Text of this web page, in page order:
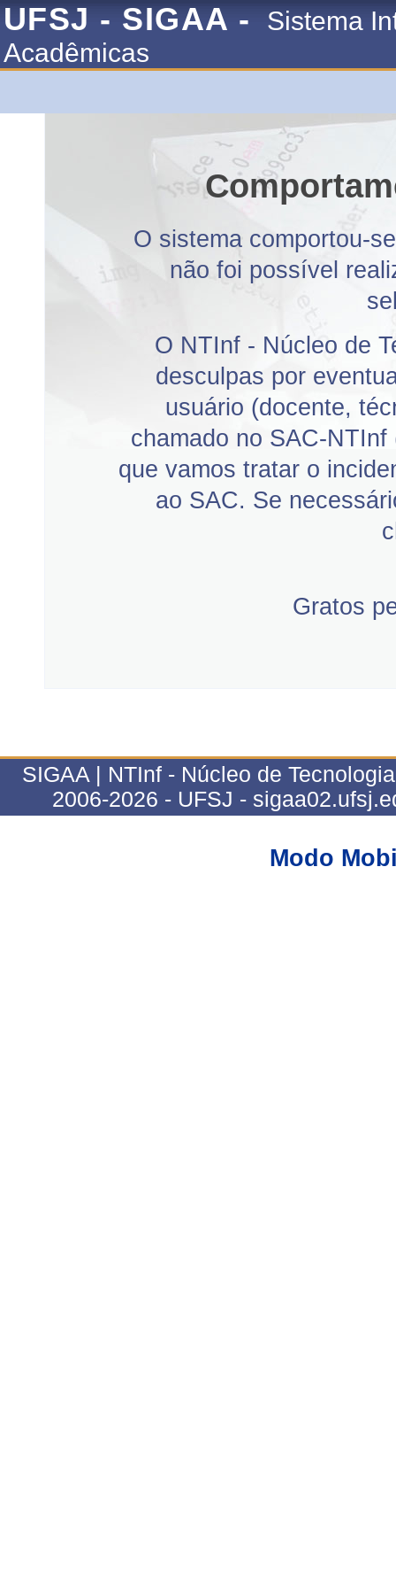
UFSJ - SIGAA -
Sistema
Acadêmicas
O sistema comportou-
não foi possível
O NTInf - Núcleo de
desculpas por
usuário (docente,
chamado no SAC-NTInf
que vamos tratar o
ao SAC. Se
Gratos
SIGAA | NTInf - Núcleo de
2006-2026 - UFSJ -
Modo